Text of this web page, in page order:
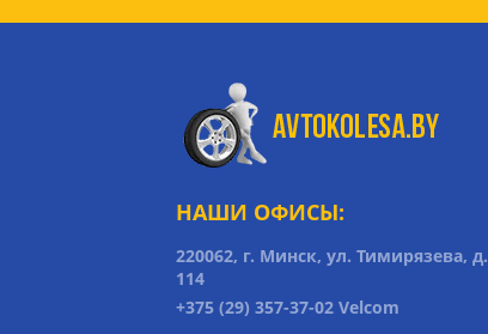
НАШИ ОФИСЫ:
220062, г. Минск, ул. Тимирязева, д.
114
+375 (29) 357-37-02 Velcom